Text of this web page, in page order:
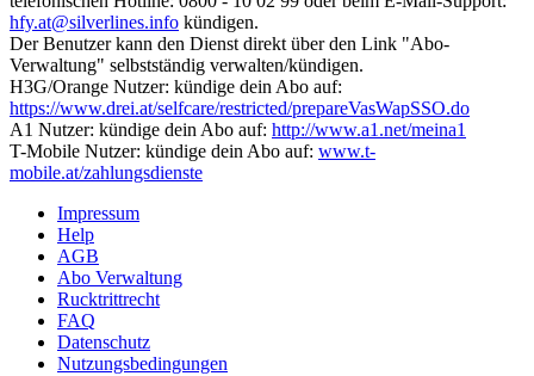
hfy.at@silverlines.info kündigen.
Der Benutzer kann den Dienst direkt über den Link "Abo-
Verwaltung" selbstständig verwalten/kündigen.
H3G/Orange Nutzer: kündige dein Abo auf:
https://www.drei.at/selfcare/restricted/prepareVasWapSSO.do
A1 Nutzer: kündige dein Abo auf: http://www.a1.net/meina1
T-Mobile Nutzer: kündige dein Abo auf: www.t-
mobile.at/zahlungsdienste
Impressum
Help
AGB
Abo Verwaltung
Rucktrittrecht
FAQ
Datenschutz
Nutzungsbedingungen